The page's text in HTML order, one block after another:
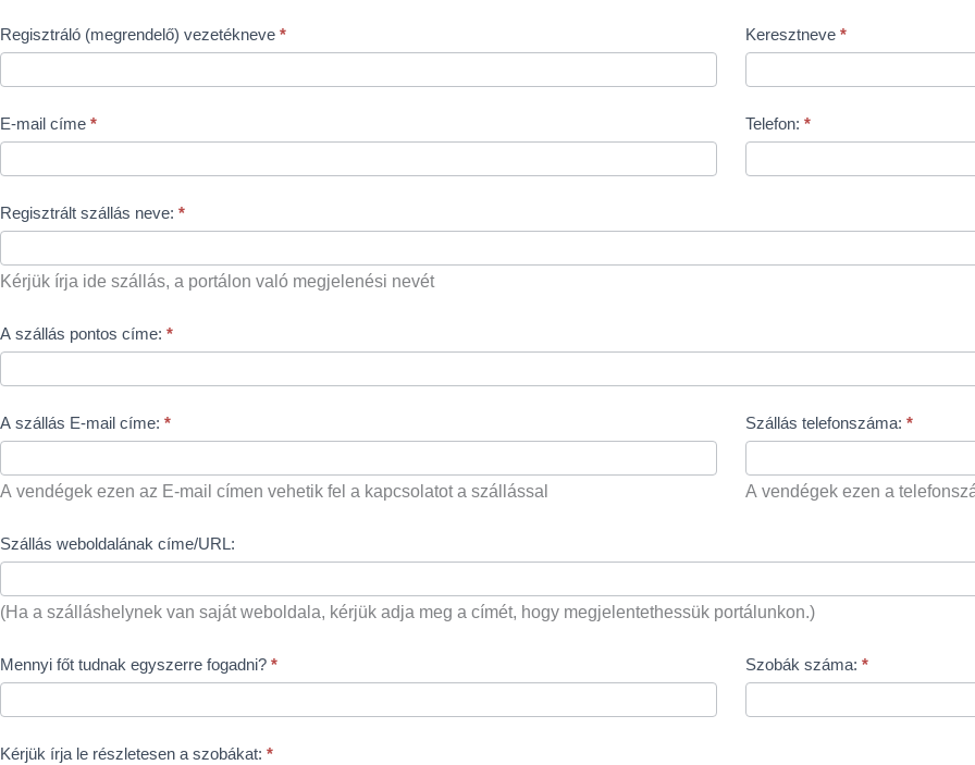
Szállás
(megrendelő):
Regisztráló (megrendelő) vezetékneve * Keresztneve*
E-mail címe * Telefon:*
Regisztrált szállás neve: *
Kérjük írja ide szállás, a portálon való megjelenési nevét
A szállás pontos címe: *
A szállás E-mail címe: *
A vendégek ezen az E-mail címen vehetik fel a kapcsolatot a szállással
Szállás telefonszáma:*
A vendégek ezen a
Szállás weboldalának címe/URL:
(Ha a szálláshelynek van saját weboldala, kérjük adja meg a címét, hogy megjelentethessük portálunkon.)
Mennyi főt tudnak egyszerre fogadni? * Szobák száma:*
Kérjük írja le részletesen a szobákat: *